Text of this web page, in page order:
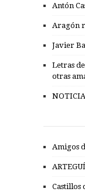
Antón
Aragón
Javier
Letras
otras
Amigos
Castillos